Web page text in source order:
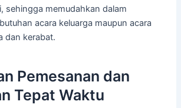
sehingga memudahkan dalam
acara keluarga maupun acara
dan kerabat.
Pemesanan dan
Tepat Waktu